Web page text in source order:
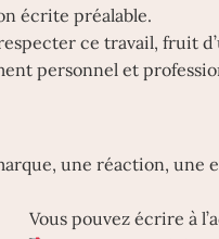
écrite préalable.
ce travail, fruit
personnel et
une réaction, une
Vous pouvez écrire à